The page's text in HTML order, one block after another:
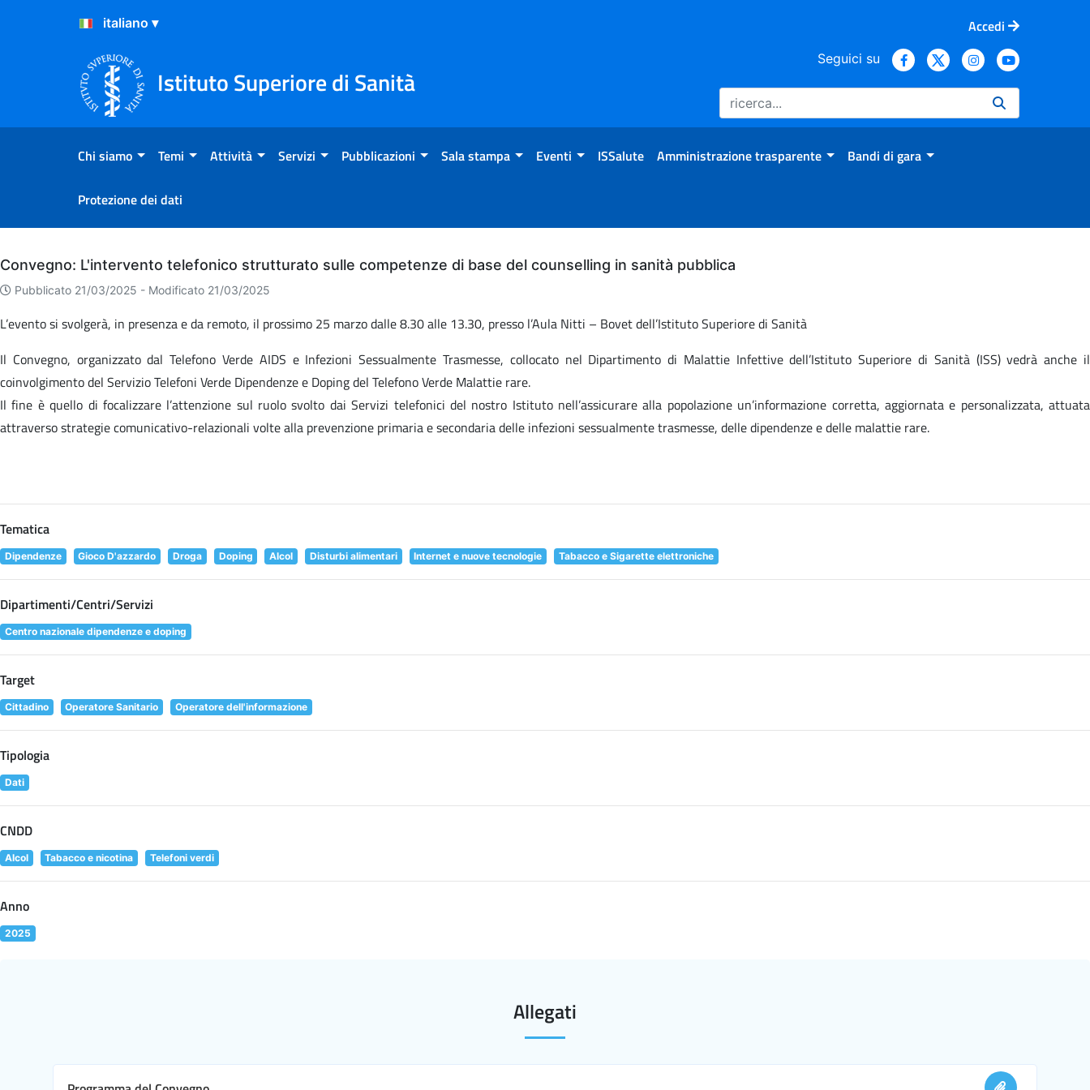
Salta al Contenuto
Salta al Footer
Accedi
Istituto Superiore di Sanità
Seguici su
Chi siamo Temi Attività Servizi Pubblicazioni Sala stampa Eventi ISSalute Amministrazione trasparente Bandi di gara
Protezione dei dati
Archivio
Convegno: L'intervento telefonico strutturato sulle competenze di base del counselling in sanità pubblica
Pubblicato 21/03/2025 - Modificato 21/03/2025
L’evento si svolgerà, in presenza e da remoto, il prossimo 25 marzo dalle 8.30 alle 13.30, presso l’Aula Nitti – Bovet dell’Istituto Superiore di Sanità
Il Convegno, organizzato dal Telefono Verde AIDS e Infezioni Sessualmente Trasmesse, collocato nel Dipartimento di Malattie Infettive dell’Istituto Superiore di Sanità (ISS) vedrà anche il
coinvolgimento del Servizio Telefoni Verde Dipendenze e Doping del Telefono Verde Malattie rare.
Il fine è quello di focalizzare l’attenzione sul ruolo svolto dai Servizi telefonici del nostro Istituto nell’assicurare alla popolazione un’informazione corretta, aggiornata e personalizzata, attuata
attraverso strategie comunicativo-relazionali volte alla prevenzione primaria e secondaria delle infezioni sessualmente trasmesse, delle dipendenze e delle malattie rare.
Tematica
Dipendenze Gioco D'azzardo Droga Doping Alcol Disturbi alimentari Internet e nuove tecnologie Tabacco e Sigarette elettroniche
Dipartimenti/Centri/Servizi
Centro nazionale dipendenze e doping
Target
Cittadino Operatore Sanitario Operatore dell'informazione
Tipologia
Dati
CNDD
Alcol Tabacco e nicotina Telefoni verdi
Anno
2025
Allegati